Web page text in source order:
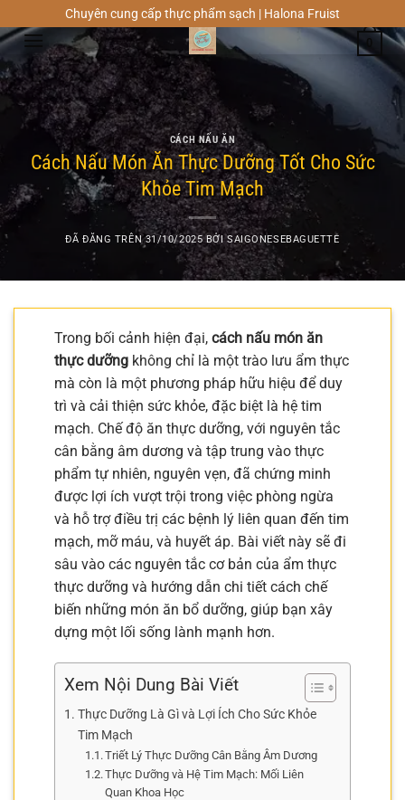
đến
nội
dung
Chuyên cung cấp thực phẩm sạch | Halona Fruist
CÁCH NẤU ĂN
Cách Nấu Món Ăn Thực Dưỡng Tốt Cho Sức
Khỏe Tim Mạch
ĐÃ ĐĂNG TRÊN31/10/2025 BỞISAIGONESEBAGUETTE
Trong bối cảnh hiện đại, cách nấu món ăn
thực dưỡng không chỉ là một trào lưu ẩm thực
mà còn là một phương pháp hữu hiệu để duy
trì và cải thiện sức khỏe, đặc biệt là hệ tim
mạch. Chế độ ăn thực dưỡng, với nguyên tắc
cân bằng âm dương và tập trung vào thực
phẩm tự nhiên, nguyên vẹn, đã chứng minh
được lợi ích vượt trội trong việc phòng ngừa
và hỗ trợ điều trị các bệnh lý liên quan đến tim
mạch, mỡ máu, và huyết áp. Bài viết này sẽ đi
sâu vào các nguyên tắc cơ bản của ẩm thực
thực dưỡng và hướng dẫn chi tiết cách chế
biến những món ăn bổ dưỡng, giúp bạn xây
dựng một lối sống lành mạnh hơn.
Xem Nội Dung Bài Viết
Thực Dưỡng Là Gì và Lợi Ích Cho Sức Khỏe
Tim Mạch
Triết Lý Thực Dưỡng Cân Bằng Âm Dương
Thực Dưỡng và Hệ Tim Mạch: Mối Liên
Quan Khoa Học